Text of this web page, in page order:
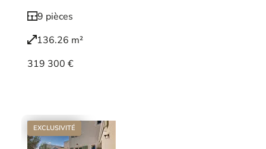
9 pièces
136.26 m²
319 300 €
EXCLUSIVITÉ